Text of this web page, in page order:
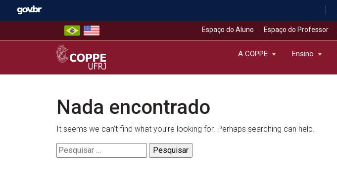
Espaço do Aluno Espaço do Professor
COPPE – UFRJ
A COPPE Ensino
Nada encontrado
It seems we can’t find what you’re looking for. Perhaps searching can help.
Pesquisar
por: